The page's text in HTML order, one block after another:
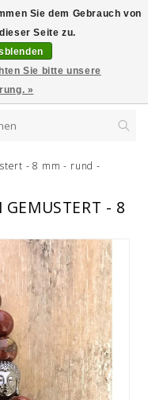
- 8 mm - rund -
GEMUSTERT - 8
Sie dem Gebrauch von
Seite zu.
Sie bitte unsere
»